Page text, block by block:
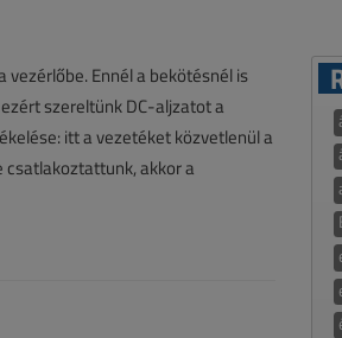
Ennél a bekötésnél is
szereltünk DC-aljzatot a
itt a vezetéket közvetlenül a
csatlakoztattunk, akkor a